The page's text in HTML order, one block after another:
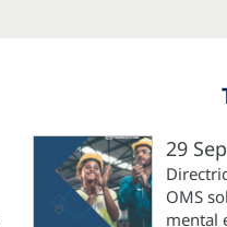
29
OMS
mental